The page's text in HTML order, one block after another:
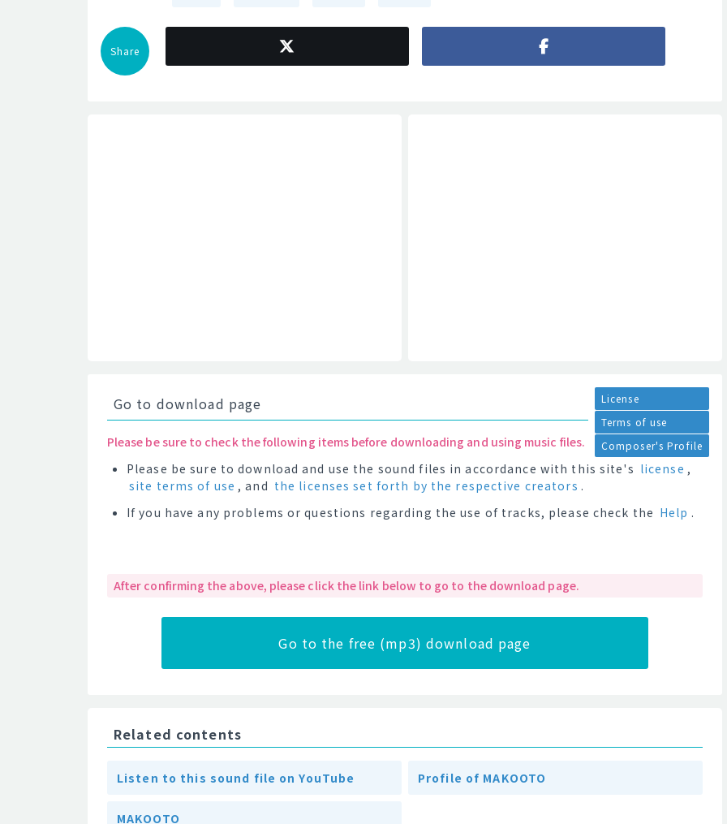
Share
Go to download page
License
Terms of use
Composer's Profile
Please be sure to check the following items before downloading and using music files.
Please be sure to download and use the sound files in accordance with this site's license ,
site terms of use , and the licenses set forth by the respective creators .
If you have any problems or questions regarding the use of tracks, please check the Help .
After confirming the above, please click the link below to go to the download page.
Go to the free (mp3) download page
Related contents
Listen to this sound file on YouTube Profile of MAKOOTO
MAKOOTO